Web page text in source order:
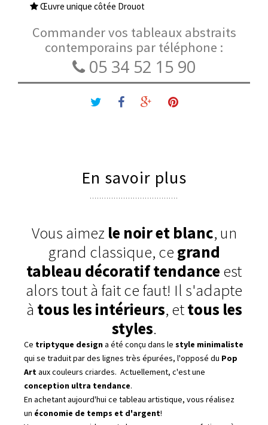
Œuvre unique côtée Drouot
Commander vos tableaux abstraits
contemporains par téléphone :
05 34 52 15 90
En savoir plus
Vous aimez le noir et blanc, un
grand classique, ce grand
tableau décoratif tendance est
alors tout à fait ce faut! Il s'adapte
à tous les intérieurs, ettous les
styles.
Ce triptyque designa été conçu dans le style minimaliste
qui se traduit par des lignes très épurées, l'opposé du Pop
Artaux couleurs criardes. Actuellement, c'est une
conception ultra tendance.
En achetant aujourd'hui ce tableau artistique, vous réalisez
un économie de temps et d'argent!